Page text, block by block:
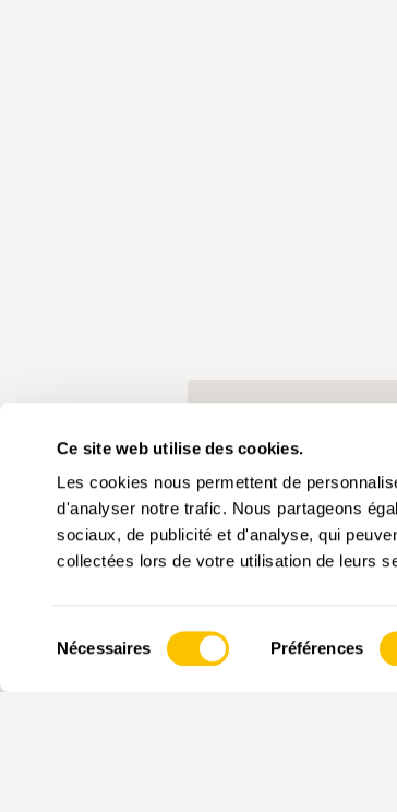
Ce site web utilise des cookies.
Les cookies nous permettent de
d'analyser notre trafic. Nous partageons
sociaux, de publicité et d'analyse, qui
collectées lors de votre utilisation de leurs
du
Nécessaires Préférences
Objectifs de qualité
En cliquant sur un
d'intérêt. Les mots-